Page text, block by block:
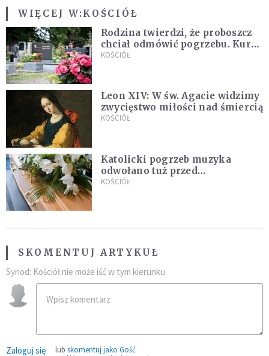
WIĘCEJ W:KOŚCIÓŁ
Rodzina twierdzi, że proboszcz
chciał odmówić pogrzebu. Kuria
zapowiada wyjaśnienia
KOŚCIÓŁ
Leon XIV: W św. Agacie widzimy
zwycięstwo miłości nad śmiercią
KOŚCIÓŁ
Katolicki pogrzeb muzyka
odwołano tuż przed
uroczystością. Powodem była
KOŚCIÓŁ
SKOMENTUJ ARTYKUŁ
Synod: Kościół nie może iść w tym kierunku
Zaloguj się lub skomentuj jako Gość